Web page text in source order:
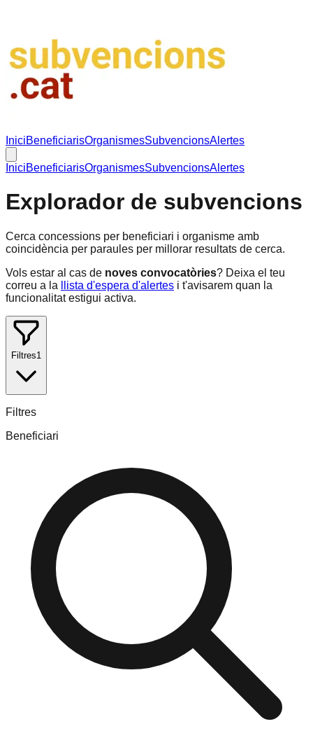
IniciBeneficiarisOrganismesSubvencionsAlertes
IniciBeneficiarisOrganismesSubvencionsAlertes
Explorador de subvencions
Cerca concessions per beneficiari i organisme amb
coincidència per paraules per millorar resultats de cerca.
Vols estar al cas de noves convocatòries? Deixa el teu
correu a la
llista d'espera d'alertes i t'avisarem quan la
funcionalitat estigui activa.
Filtres1
Filtres
Beneficiari